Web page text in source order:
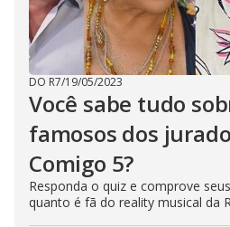
DO R7/19/05/2023
Você sabe tudo
famosos dos
Comigo 5?
Responda o quiz e comprove
quanto é fã do reality musical da